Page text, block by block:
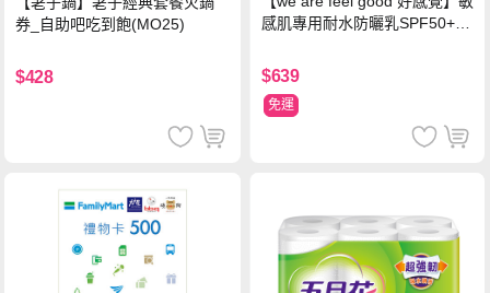
券_自助吧吃到飽(MO25)
$428
感肌專用耐水防曬乳SPF50+ 7
$639
免運